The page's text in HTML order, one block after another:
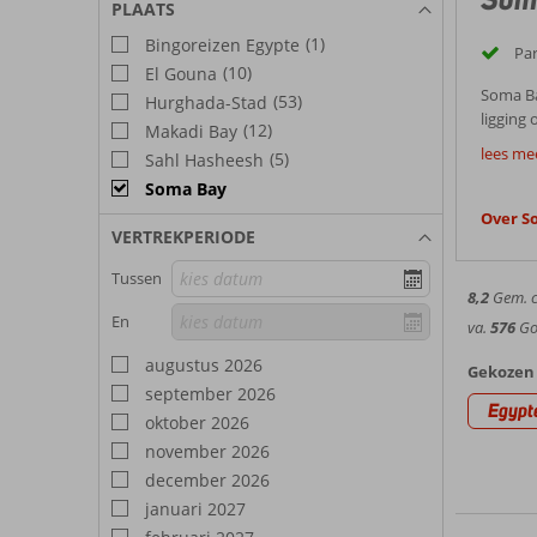
PLAATS
Bingoreizen Egypte (1)
El Gouna (10)
Hurghada-Stad (53)
Makadi Bay (12)
Sahl Hasheesh (5)
Soma Bay
VERTREKPERIODE
Tussen
En
augustus 2026
september 2026
oktober 2026
november 2026
december 2026
januari 2027
Soma
ligging
Het
Waar
een
Terwijl
in
In
van
lees
Over
8,2Gem.
va. 576